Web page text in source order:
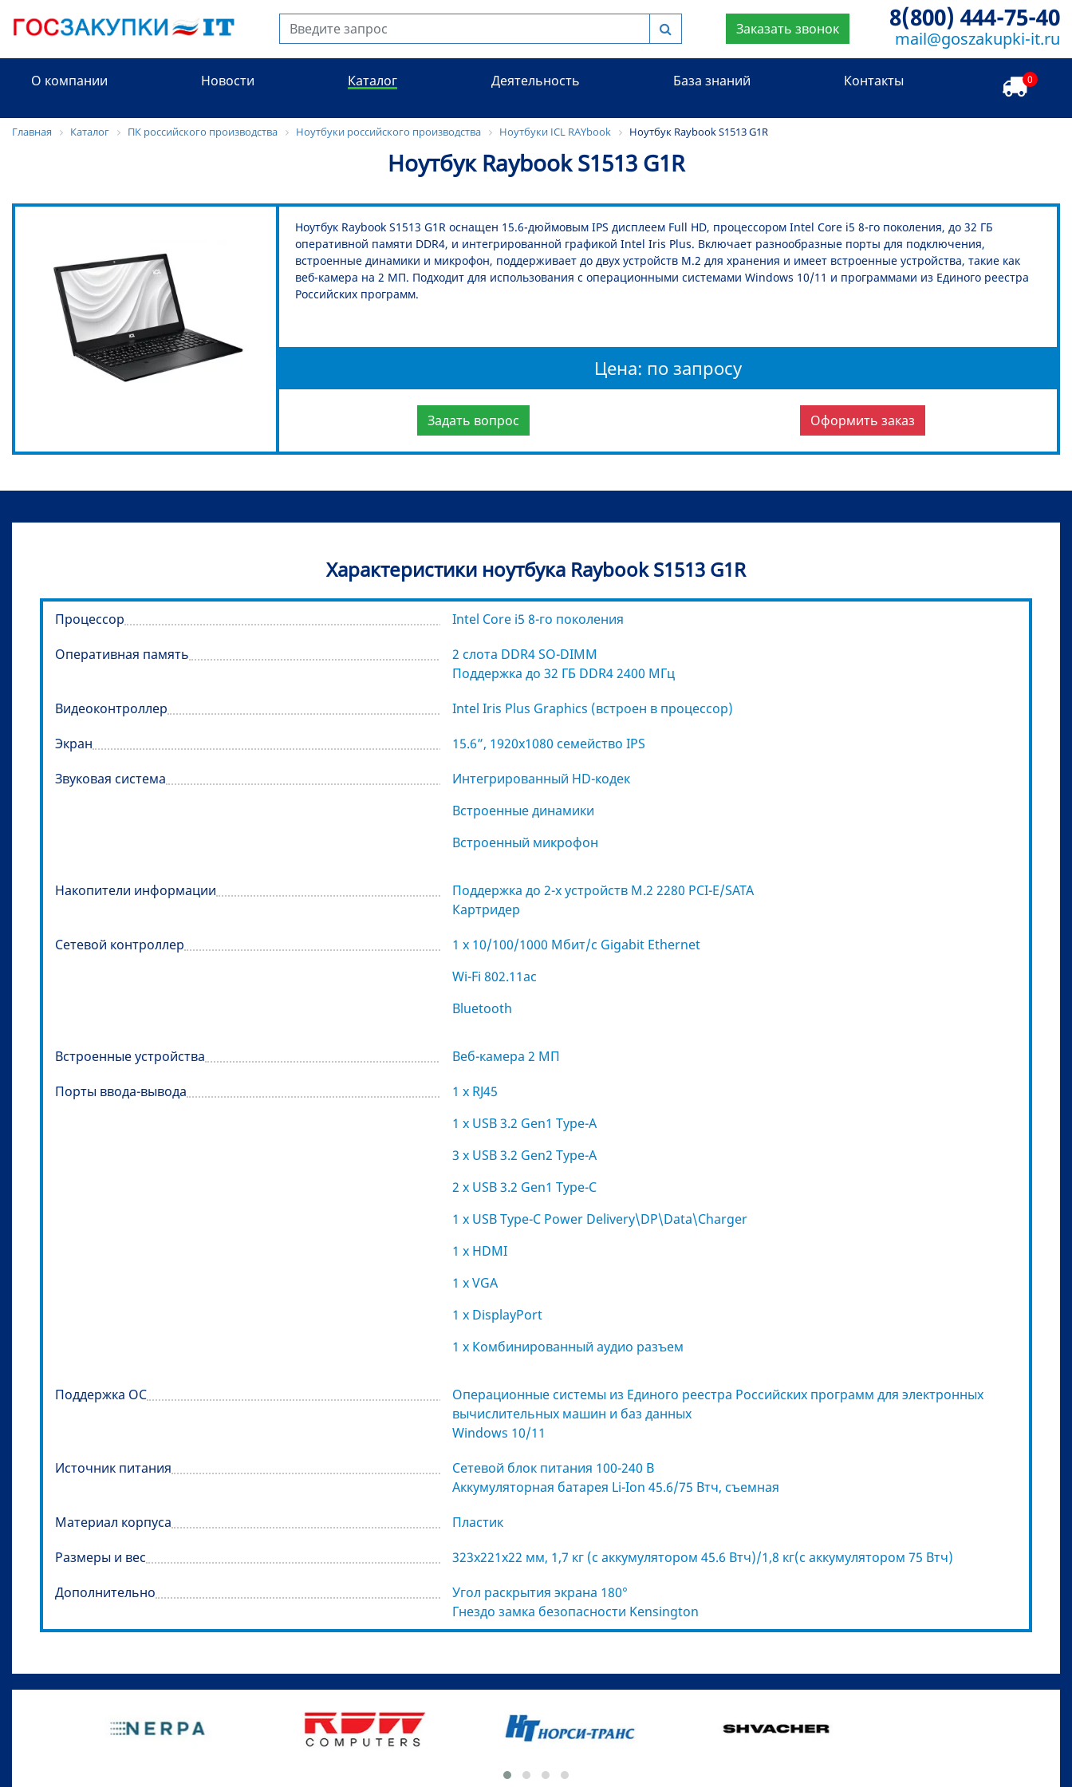
Заказать звонок 8(800) 444-75-40
mail@goszakupki-it.ru
0
О компании Новости Каталог Деятельность База знаний Контакты
Главная Каталог ПК российского производства Ноутбуки российского производства Ноутбуки ICL RAYbook Ноутбук Raybook S1513 G1R
Ноутбук Raybook S1513 G1R
Ноутбук Raybook S1513 G1R оснащен 15.6-дюймовым IPS дисплеем Full HD, процессором Intel Core i5 8-го поколения, до 32 ГБ
оперативной памяти DDR4, и интегрированной графикой Intel Iris Plus. Включает разнообразные порты для подключения,
встроенные динамики и микрофон, поддерживает до двух устройств M.2 для хранения и имеет встроенные устройства, такие как
веб-камера на 2 МП. Подходит для использования с операционными системами Windows 10/11 и программами из Единого реестра
Российских программ.
Цена: по запросу
Задать вопрос Оформить заказ
Характеристики ноутбука Raybook S1513 G1R
Процессор
Intel Core i5 8-го поколения
Оперативная память
2 слота DDR4 SO-DIMM
Поддержка до 32 ГБ DDR4 2400 МГц
Видеоконтроллер
Intel Iris Plus Graphics (встроен в процессор)
Экран
15.6”, 1920x1080 семейство IPS
Звуковая система
Интегрированный HD-кодек
Встроенные динамики
Встроенный микрофон
Накопители информации
Поддержка до 2-х устройств M.2 2280 PCI-E/SATA
Картридер
Сетевой контроллер
1 x 10/100/1000 Мбит/с Gigabit Ethernet
Wi-Fi 802.11ac
Bluetooth
Встроенные устройства
Веб-камера 2 МП
Порты ввода-вывода
1 x RJ45
1 x USB 3.2 Gen1 Type-A
3 x USB 3.2 Gen2 Type-A
2 x USB 3.2 Gen1 Type-C
1 x USB Type-C Power Delivery\DP\Data\Charger
1 x HDMI
1 x VGA
1 x DisplayPort
1 x Комбинированный аудио разъем
Поддержка ОС
Операционные системы из Единого реестра Российских программ для электронных
вычислительных машин и баз данных
Windows 10/11
Источник питания
Cетевой блок питания 100-240 В
Аккумуляторная батарея Li-Ion 45.6/75 Втч, съемная
Материал корпуса
Пластик
Размеры и вес
323x221x22 мм, 1,7 кг (с аккумулятором 45.6 Втч)/1,8 кг(с аккумулятором 75 Втч)
Дополнительно
Угол раскрытия экрана 180°
Гнездо замка безопасности Kensington